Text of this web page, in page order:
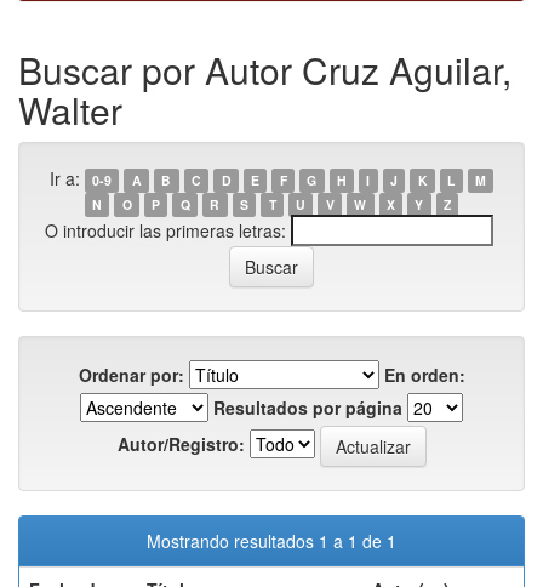
Buscar por Autor Cruz Aguilar,
Walter
Ir a: 0-9 A B C D E F G H I J K L
M
N
O P Q R S T U V W X Y Z
O introducir las primeras letras:
Ordenar por:
En orden:
Resultados por página
Autor/Registro:
Mostrando resultados 1 a 1 de 1